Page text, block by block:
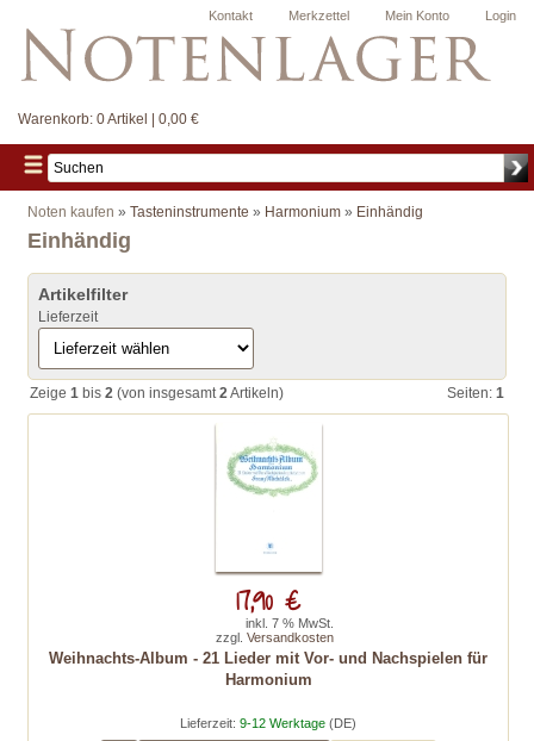
Login
Mein Konto
Merkzettel
Kontakt
Warenkorb: 0 Artikel | 0,00 €
Noten kaufen » Tasteninstrumente » Harmonium » Einhändig
Einhändig
Artikelfilter
Lieferzeit
Zeige 1 bis 2 (von insgesamt2Artikeln) Seiten: 1
Weihnachts-Album - 21 Lieder mit Vor- und Nachspielen für
Harmonium
Lieferzeit: 9-12 Werktage (DE)
17,90 €
inkl. 7 % MwSt.
zzgl. Versandkosten